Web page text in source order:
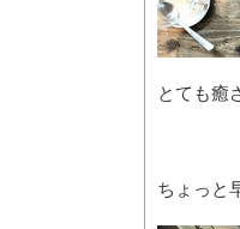
とても癒
ちょっと